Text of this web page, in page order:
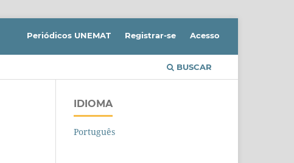
BUSCAR
Periódicos UNEMAT Registrar-se Acesso
IDIOMA
Português